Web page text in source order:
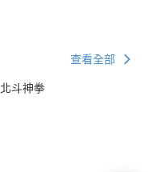
查看全部
北斗神拳